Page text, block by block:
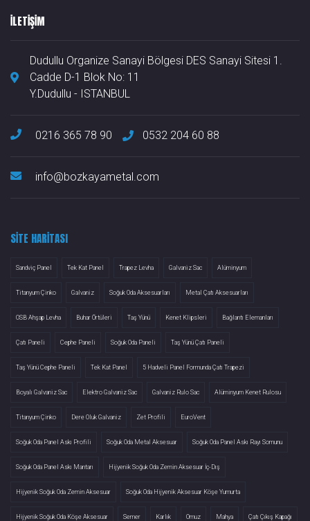
ILETIŞIM
Dudullu Organize Sanayi Bölgesi DES Sanayi Sitesi 1.
Cadde D-1 Blok No: 11
Y.Dudullu - ISTANBUL
0216 365 78 90 0532 204 60 88
info@bozkayametal.com
SITE HARITASI
Sandviç Panel Tek Kat Panel Trapez Levha Galvaniz Sac Alüminyum
Titanyum Çinko Galvaniz Soğuk Oda Aksesuarları Metal Çatı Aksesuarları
OSB Ahşap Levha Buhar Örtüleri Taş Yünü Kenet Klipsleri Bağlantı Elemanları
Çatı Paneli Cephe Paneli Soğuk Oda Paneli Taş Yünü Çatı Paneli
Taş Yünü Cephe Paneli Tek Kat Panel 5 Hadveli Panel Formunda Çatı Trapezi
Boyalı Galvaniz Sac Elektro Galvaniz Sac Galvaniz Rulo Sac Alüminyum Kenet Rulosu
Titanyum Çinko Dere Oluk Galvaniz Zet Profili EuroVent
Soğuk Oda Panel Askı Profili Soğuk Oda Metal Aksesuar Soğuk Oda Panel Askı Rayı Somunu
Soğuk Oda Panel Askı Mantarı Hijyenik Soğuk Oda Zemin Aksesuar İç-Dış
Hijyenik Soğuk Oda Zemin Aksesuar Soğuk Oda Hijyenik Aksesuar Köşe Yumurta
Hijyenik Soğuk Oda Köşe Aksesuar Semer Karlık Omuz Mahya Çatı Çıkış Kapağı